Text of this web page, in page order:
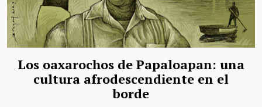
Los oaxarochos de Papaloapan: una
cultura afrodescendiente en el
borde